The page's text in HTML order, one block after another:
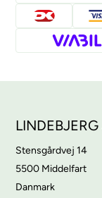
Stensgårdvej 14
5500 Middelfart
Danmark